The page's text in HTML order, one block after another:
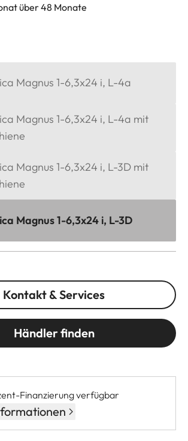
über 48 Monate
Magnus 1-6,3x24 i, L-4a
Magnus 1-6,3x24 i, L-4a mit
Magnus 1-6,3x24 i, L-3D mit
Magnus 1-6,3x24 i, L-3D
Kontakt & Services
Händler finden
Finanzierung verfügbar